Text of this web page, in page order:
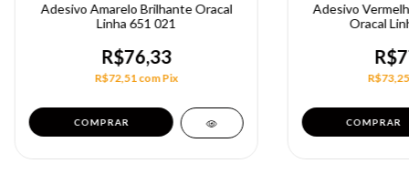
Adesivo Amarelo Brilhante Oracal
Linha 651 021
R$76,33
R$72,51comPix
Adesivo
Oracal